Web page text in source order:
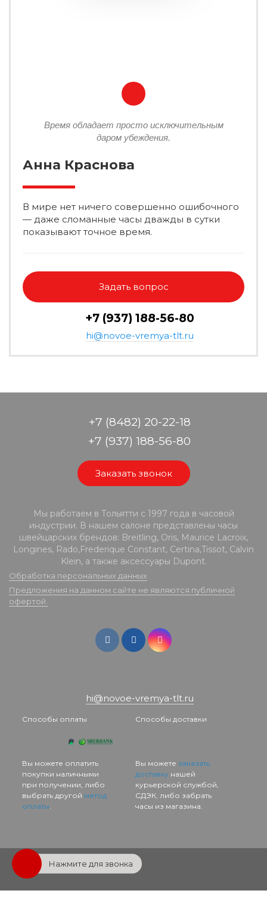
Время обладает просто исключительным
даром убеждения.
Анна Краснова
В мире нет ничего совершенно ошибочного
— даже сломанные часы дважды в сутки
показывают точное время.
Задать вопрос
+7 (937) 188-56-80
hi@novoe-vremya-tlt.ru
+7 (8482) 20-22-18
+7 (937) 188-56-80
Заказать звонок
Мы работаем в Тольятти с 1997 года в часовой
индустрии. В нашем салоне представлены часы
швейцарских брендов: Breitling, Oris, Maurice Lacroix,
Longines, Rado,Frederique Constant, Certina,Tissot, Calvin
Klein, а также аксессуары Dupont.
Обработка персональных данных
Предложения на данном сайте не являются публичной
офертой.
hi@novoe-vremya-tlt.ru
Способы оплаты
Вы можете оплатить
покупки наличными
при получении, либо
выбрать другой метод
оплаты.
Способы доставки
Вы можете заказать
доставкунашей
курьерской службой,
СДЭК, либо забрать
часы из магазина.
Нажмите для звонка